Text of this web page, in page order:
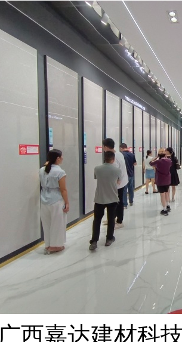
广西嘉达建材科